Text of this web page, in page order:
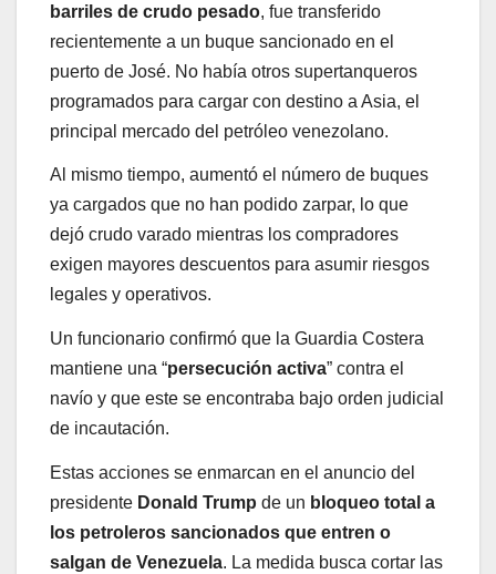
barriles de crudo pesado, fue transferido
recientemente a un buque sancionado en el
puerto de José. No había otros supertanqueros
programados para cargar con destino a Asia, el
principal mercado del petróleo venezolano.
Al mismo tiempo, aumentó el número de buques
ya cargados que no han podido zarpar, lo que
dejó crudo varado mientras los compradores
exigen mayores descuentos para asumir riesgos
legales y operativos.
Un funcionario confirmó que la Guardia Costera
mantiene una “persecución activa” contra el
navío y que este se encontraba bajo orden judicial
de incautación.
Estas acciones se enmarcan en el anuncio del
presidente Donald Trump de un bloqueo total a
los petroleros sancionados que entren o
salgan de Venezuela. La medida busca cortar las